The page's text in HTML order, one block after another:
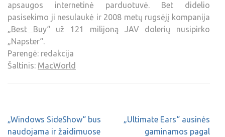
apsaugos internetinė parduotuvė. Bet didelio
pasisekimo ji nesulaukė ir 2008 metų rugsėjį kompanija
„Best Buy“ už 121 milijoną JAV dolerių nusipirko
„Napster“.
Parengė: redakcija
Šaltinis: MacWorld
„Windows SideShow“ bus
naudojama ir žaidimuose
„Ultimate Ears“ ausinės
gaminamos pagal